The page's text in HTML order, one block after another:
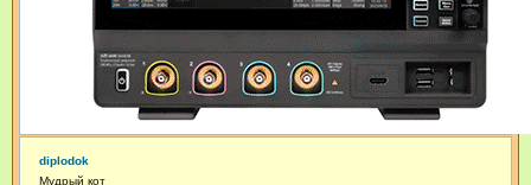
diplodok
Мудрый кот